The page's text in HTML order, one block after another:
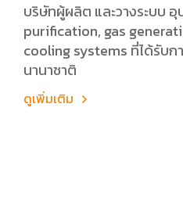
บริษัทผู้ผลิต และวางระบบ
purification, gas
cooling systems ที่ได้รับก
นานาชาติ
ดูเพิ่มเติม